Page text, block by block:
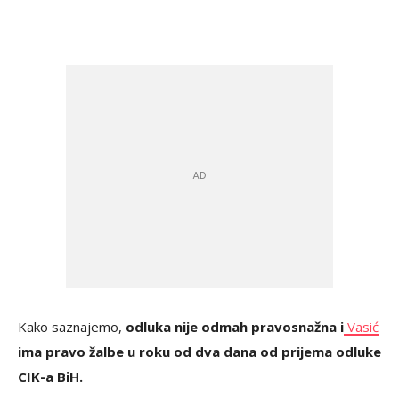
Kako saznajemo, odluka nije odmah pravosnažna i Vasić
ima pravo žalbe u roku od dva dana od prijema odluke
CIK-a BiH.